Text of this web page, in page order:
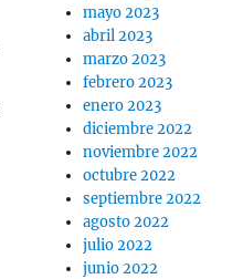
mayo 2023
abril 2023
marzo 2023
febrero 2023
enero 2023
diciembre 2022
noviembre 2022
octubre 2022
septiembre 2022
agosto 2022
julio 2022
junio 2022